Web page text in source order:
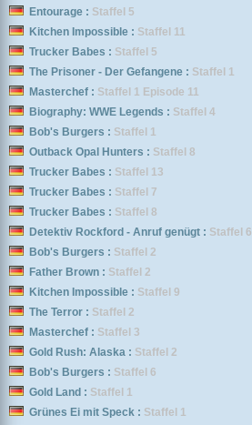
Entourage : Staffel 5
Kitchen Impossible : Staffel 11
Trucker Babes : Staffel 5
The Prisoner - Der Gefangene : Staffel 1
Masterchef : Staffel 1 Episode 11
Biography: WWE Legends : Staffel 4
Bob's Burgers : Staffel 1
Outback Opal Hunters : Staffel 8
Trucker Babes : Staffel 13
Trucker Babes : Staffel 7
Trucker Babes : Staffel 8
Detektiv Rockford - Anruf genügt : Staffel 6
Bob's Burgers : Staffel 2
Father Brown : Staffel 2
Kitchen Impossible : Staffel 9
The Terror : Staffel 2
Masterchef : Staffel 3
Gold Rush: Alaska : Staffel 2
Bob's Burgers : Staffel 6
Gold Land : Staffel 1
Grünes Ei mit Speck : Staffel 1